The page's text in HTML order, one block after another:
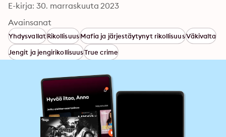
E-kirja: 30. marraskuuta 2023
Avainsanat
YhdysvallatRikollisuusMafia ja järjestäytynyt rikollisuusVäkivalta
Jengit ja jengirikollisuusTrue crime